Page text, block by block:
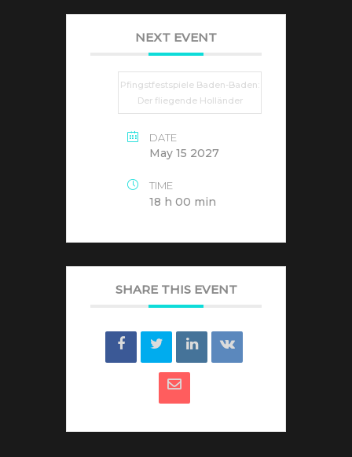
NEXT EVENT
Pfingstfestspiele Baden-Baden:
Der fliegende Holländer
DATE
May 15 2027
TIME
18 h 00 min
SHARE THIS EVENT